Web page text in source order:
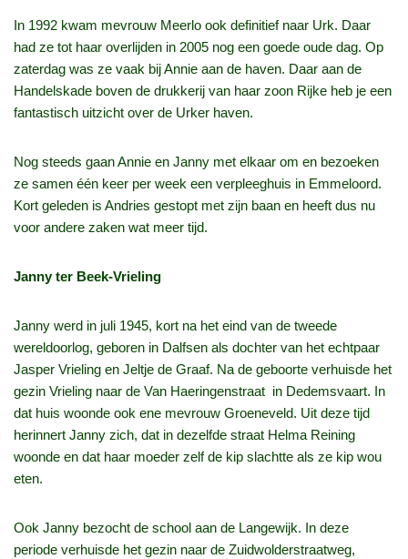
In 1992 kwam mevrouw Meerlo ook definitief naar Urk. Daar
had ze tot haar overlijden in 2005 nog een goede oude dag. Op
zaterdag was ze vaak bij Annie aan de haven. Daar aan de
Handelskade boven de drukkerij van haar zoon Rijke heb je een
fantastisch uitzicht over de Urker haven.
Nog steeds gaan Annie en Janny met elkaar om en bezoeken
ze samen één keer per week een verpleeghuis in Emmeloord.
Kort geleden is Andries gestopt met zijn baan en heeft dus nu
voor andere zaken wat meer tijd.
Janny ter Beek‑Vrieling
Janny werd in juli 1945, kort na het eind van de tweede
wereldoorlog, geboren in Dalfsen als dochter van het echtpaar
Jasper Vrieling en Jeltje de Graaf. Na de geboorte verhuisde het
gezin Vrieling naar de Van Haeringenstraat in Dedemsvaart. In
dat huis woonde ook ene mevrouw Groeneveld. Uit deze tijd
herinnert Janny zich, dat in dezelfde straat Helma Reining
woonde en dat haar moeder zelf de kip slachtte als ze kip wou
eten.
Ook Janny bezocht de school aan de Langewijk. In deze
periode verhuisde het gezin naar de Zuidwolderstraatweg,